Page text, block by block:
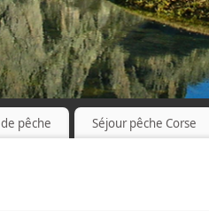
pêche Séjour pêche Corse